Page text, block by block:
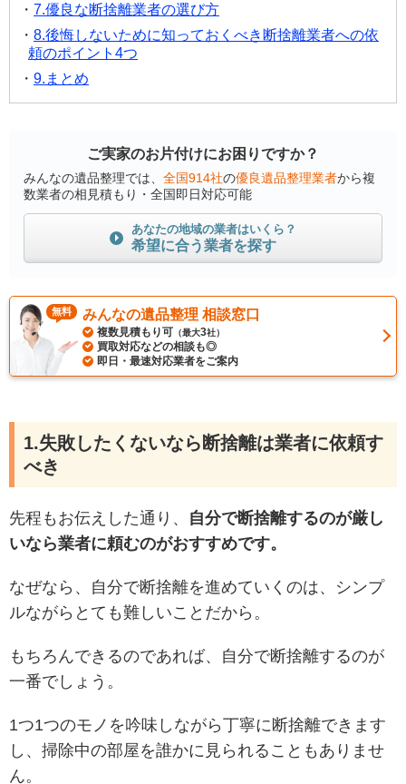
7.優良な断捨離業者の選び方
8.後悔しないために知っておくべき断捨離業者への依
頼のポイント4つ
9.まとめ
ご実家のお片付けにお困りですか？
みんなの遺品整理では、 全国914社の優良遺品整理業者から複
数業者の相見積もり・全国即日対応可能
あなたの地域の業者はいくら？
希望に合う業者を探す
無料 みんなの遺品整理 相談窓口
複数見積もり可 （最大3社）
買取対応などの相談も◎
即日・最速対応業者をご案内
1.失敗したくないなら断捨離は業者に依頼す
べき
先程もお伝えした通り、 自分で断捨離するのが厳し
いなら業者に頼むのがおすすめです。
なぜなら、自分で断捨離を進めていくのは、シンプ
ルながらとても難しいことだから。
もちろんできるのであれば、自分で断捨離するのが
一番でしょう。
1つ1つのモノを吟味しながら丁寧に断捨離できます
し、掃除中の部屋を誰かに見られることもありませ
ん。